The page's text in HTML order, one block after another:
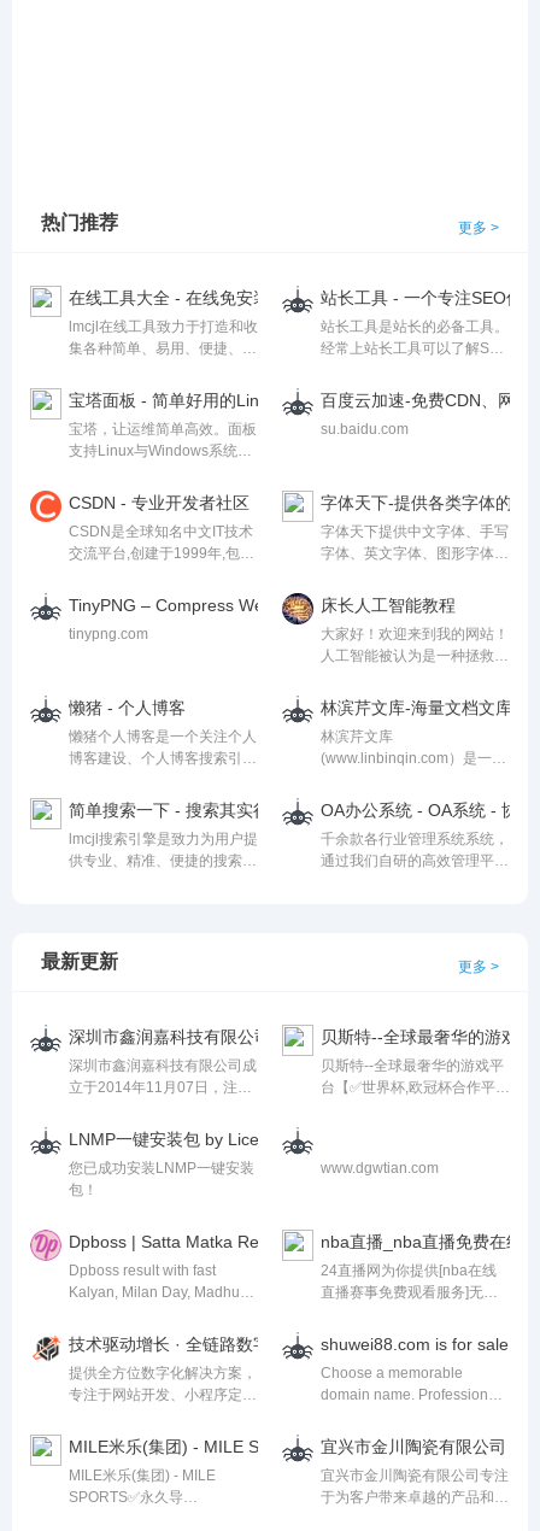
热门推荐 更多 >
在线工具大全 - 在线免安装的工具网站 - lmcjl在线工具
lmcjl在线工具致力于打造和收
集各种简单、易用、便捷、免
户无需下载安装即可使用各种
各样优秀的在线工具。
站长工具 - 一个专注SEO优
站长工具是站长的必备工具。
经常上站长工具可以了解SEO
取、检测网站死链接、蜘蛛访
问、HTML格式检测、网站速
度测试、友情链接检查、网站
等。
宝塔面板 - 简单好用的Linux/Windows服务器运维管理面板
宝塔，让运维简单高效。面板
支持Linux与Windows系统。
站、数据库、FTP、SSL，通
过Web端轻松管理服务器。
百度云加速-免费CDN、网站
su.baidu.com
CSDN - 专业开发者社区
CSDN是全球知名中文IT技术
交流平台,创建于1999年,包含
训、技术论坛、资源下载等产
品服务,提供原创、优质、完
整内容的专业IT技术开发社区.
字体天下-提供各类字体的免
字体天下提供中文字体、手写
字体、英文字体、图形字体等
线预览服务.
TinyPNG – Compress WebP, PNG and JPEG images
tinypng.com
床长人工智能教程
大家好！欢迎来到我的网站！
人工智能被认为是一种拯救世
疑，人工智能时代就要来临
了，科… 继续阅读 前言
懒猪 - 个人博客
懒猪个人博客是一个关注个人
博客建设、个人博客搜索引擎
Html5+css3博客,SEM等技术
信息博客,提供博主在学习成
果和工作中经验总结,是一个
互联网从业者值得收藏的网站
林滨芹文库-海量文档文库下
林滨芹文库
(www.linbinqin.com）是一个
载平台,你可以上传学术论文,
毕业论文,毕业设计,研究报告,
行业标准,课后答案,教学课件,
工作总结,策划方案,党团建设,
简单搜索一下 - 搜索其实很简单 - lmcjl搜索引擎
lmcjl搜索引擎是致力为用户提
供专业、精准、便捷的搜索服
库，可以瞬间找到相关的搜索
结果。
OA办公系统 - OA系统 - 协
千余款各行业管理系统系统，
通过我们自研的高效管理平台
端、微信小程序、APP等，帮
最新更新 更多 >
深圳市鑫润嘉科技有限公司
深圳市鑫润嘉科技有限公司成
立于2014年11月07日，注册
光辉路30号钻灯厂厂房8栋
201，法定代表人为潘媛媛。
经营范围包括经营电子商务；
电子产品及配件的技术开发、
电、五金电器、小五金、线
带、电子元器件、集成电路、
光电产品、机电设备及配件、
计算机软硬件及配件的销售；
技术咨询、计算机软硬件的技
术开发；网络技术开发；通讯
工程、网络工程；电子计算机
国内贸易，货物及技术进出
口；指纹密码锁的开发与销
售。（法律、行政法规、国务
院决定规定在经营前须经批准
贝斯特--全球最奢华的游戏平
贝斯特--全球最奢华的游戏平
台【✅世界杯,欧冠杯合作平台
址、全站app下载;贝斯特数码
000034.SZ）。从2001年成
立伊始，贝斯特数码以“数字
中国”为使命，锐意变革，砥
砺前行，始终坚持以全球领先
产业数字化转型和数字经济发
展
LNMP一键安装包 by Licess
您已成功安装LNMP一键安装
包！
www.dgwtian.com
Dpboss | Satta Matka Result | Live Chart Update Sattamatka
Dpboss result with fast
Kalyan, Milan Day, Madhur
updates get today's. Live
open close number, chart
and daily results in one
place.
nba直播_nba直播免费在线
24直播网为你提供[nba在线
直播赛事免费观看服务]无需
直播纵享丝滑我们提供最新的
后赛及总决赛,实时更新赛
况、球员数据和精彩瞬间。无
在这里找到心仪的比赛,随时
随地掌握nba最新动态,尽享无
与伦比的观赛体验。
技术驱动增长 · 全链路数字化解决方案
提供全方位数字化解决方案，
专注于网站开发、小程序定
及新媒体运营服务，助力企业
实现数字化转型，提升品牌价
值与市场竞争力。
shuwei88.com is for sale |
Choose a memorable
domain name. Professional,
Start using your domain right
away.
MILE米乐(集团) - MILE SPORTS
MILE米乐(集团) - MILE
SPORTS✅永久导
宜兴市金川陶瓷有限公司
宜兴市金川陶瓷有限公司专注
于为客户带来卓越的产品和服